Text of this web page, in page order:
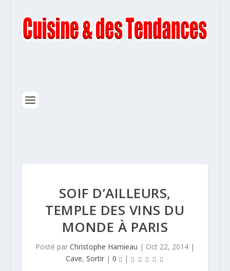
SOIF D’AILLEURS,
TEMPLE DES VINS DU
MONDE À PARIS
Posté par Christophe Hamieau | Oct 22, 2014|
Cave, Sortir| 0 |